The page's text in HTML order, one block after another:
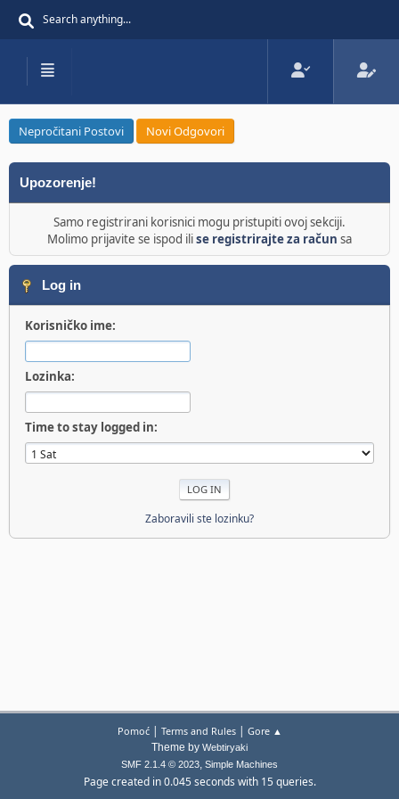
Nepročitani Postovi Novi Odgovori
Upozorenje!
Samo registrirani korisnici mogu pristupiti ovoj sekciji.
Molimo prijavite se ispod ilise registrirajte za račun sa
Log in
Korisničko ime:
Lozinka:
Time to stay logged in:
Zaboravili ste lozinku?
Pomoć| Terms and Rules| Gore ▲
Theme by Webtiryaki
SMF 2.1.4 © 2023, Simple Machines
Page created in 0.045 seconds with 15 queries.